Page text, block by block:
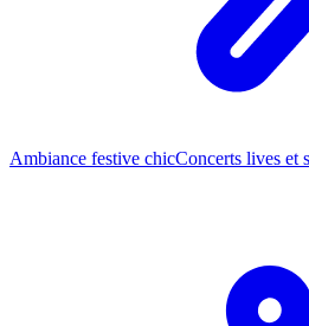
Ambiance festive chicConcerts lives et